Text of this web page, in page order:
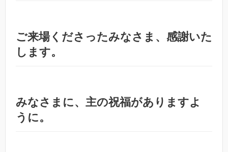
ご来場くださったみなさま、感謝いた
します。
みなさまに、主の祝福がありますよ
うに。